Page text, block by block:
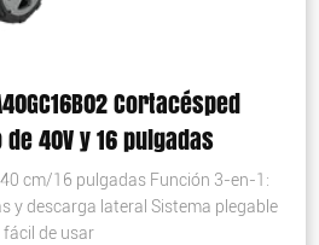
Cortacésped
40V y 16 pulgadas
cm/16 pulgadas Función 3-en-1:
y descarga lateral Sistema plegable
fácil de usar